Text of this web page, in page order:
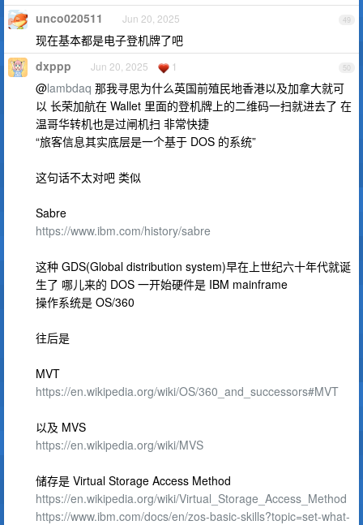
49
unco020511 Jun 20, 2025
现在基本都是电子登机牌了吧
50
dxppp Jun 20, 2025 1
@lambdaq 那我寻思为什么英国前殖民地香港以及加拿大就可
以 长荣加航在 Wallet 里面的登机牌上的二维码一扫就进去了 在
温哥华转机也是过闸机扫 非常快捷
“旅客信息其实底层是一个基于 DOS 的系统”
这句话不太对吧 类似
Sabre
https://www.ibm.com/history/sabre
这种 GDS(Global distribution system)早在上世纪六十年代就诞
生了 哪儿来的 DOS 一开始硬件是 IBM mainframe
操作系统是 OS/360
往后是
MVT
https://en.wikipedia.org/wiki/OS/360_and_successors#MVT
以及 MVS
https://en.wikipedia.org/wiki/MVS
储存是 Virtual Storage Access Method
https://en.wikipedia.org/wiki/Virtual_Storage_Access_Method
https://www.ibm.com/docs/en/zos-basic-skills?topic=set-what-